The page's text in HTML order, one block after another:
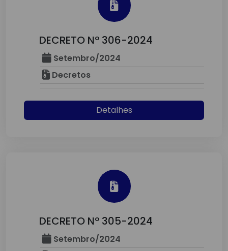
DECRETO Nº 306-2024
Setembro/2024
Decretos
Detalhes
DECRETO Nº 305-2024
Setembro/2024